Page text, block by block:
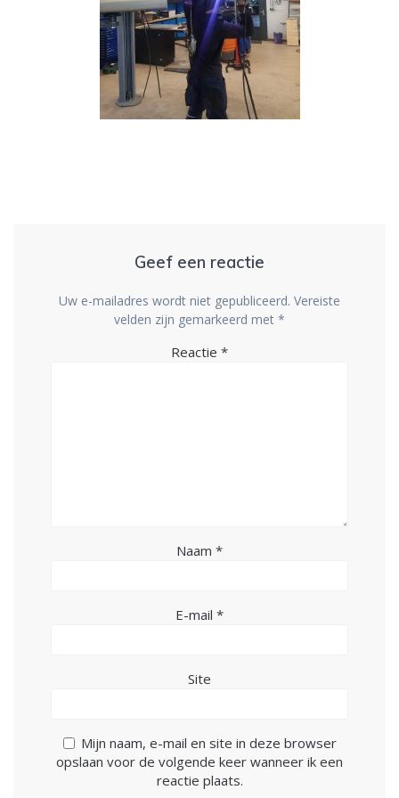
Geef een reactie
Uw e-mailadres wordt niet gepubliceerd. Vereiste
velden zijn gemarkeerd met *
Reactie *
Naam *
E-mail *
Site
Mijn naam, e-mail en site in deze browser
opslaan voor de volgende keer wanneer ik een
reactie plaats.